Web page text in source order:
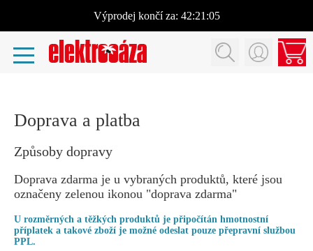
Výprodej končí za: 42:21:05
Doprava a platba
Způsoby dopravy
Doprava zdarma je u vybraných produktů, které jsou
označeny zelenou ikonou "doprava zdarma"
U rozměrných a těžkých produktů je připočítán hmotnostní
příplatek a takové zboží je možné odeslat pouze přepravní službou
PPL.